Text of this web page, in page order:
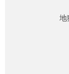
地